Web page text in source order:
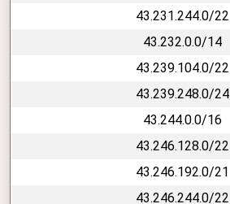
43.231.244.0/22
43.232.0.0/14
43.239.104.0/22
43.239.248.0/24
43.244.0.0/16
43.246.128.0/22
43.246.192.0/21
43.246.244.0/22